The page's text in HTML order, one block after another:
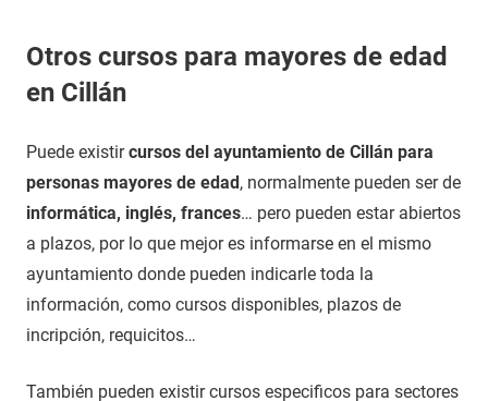
Otros cursos para mayores de edad
en Cillán
Puede existircursos del ayuntamiento de Cillán para
personas mayores de edad, normalmente pueden ser de
informática, inglés, frances… pero pueden estar abiertos
a plazos, por lo que mejor es informarse en el mismo
ayuntamiento donde pueden indicarle toda la
información, como cursos disponibles, plazos de
incripción, requicitos…
También pueden existir cursos especificos para sectores